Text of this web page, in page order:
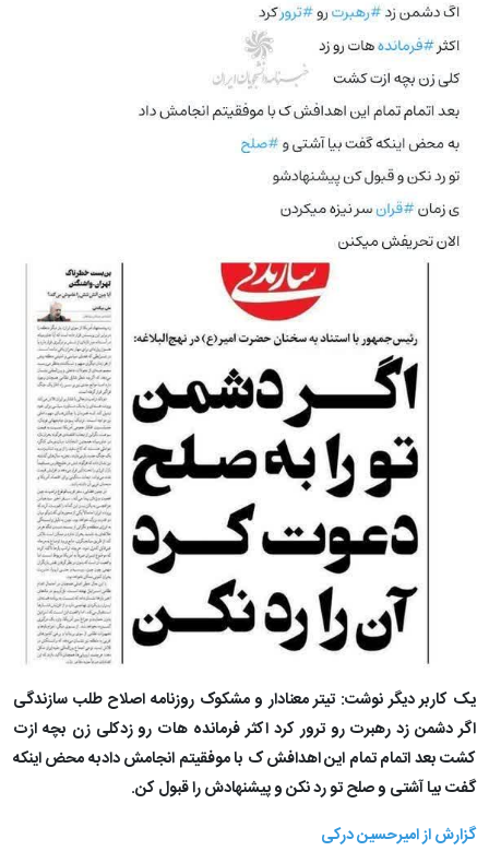
یک کاربر دیگر نوشت: تیتر معنادار و مشکوک روزنامه اصلاح طلب سازندگی
اگر دشمن زد رهبرت رو ترور کرد اکثر فرمانده هات رو زدکلی زن بچه ازت
کشت بعد اتمام تمام این اهدافش ک با موفقیتم انجامش دادبه محض اینکه
گفت بیا آشتی و صلح تو رد نکن و پیشنهادش را قبول کن.
گزارش از امیرحسین درکی